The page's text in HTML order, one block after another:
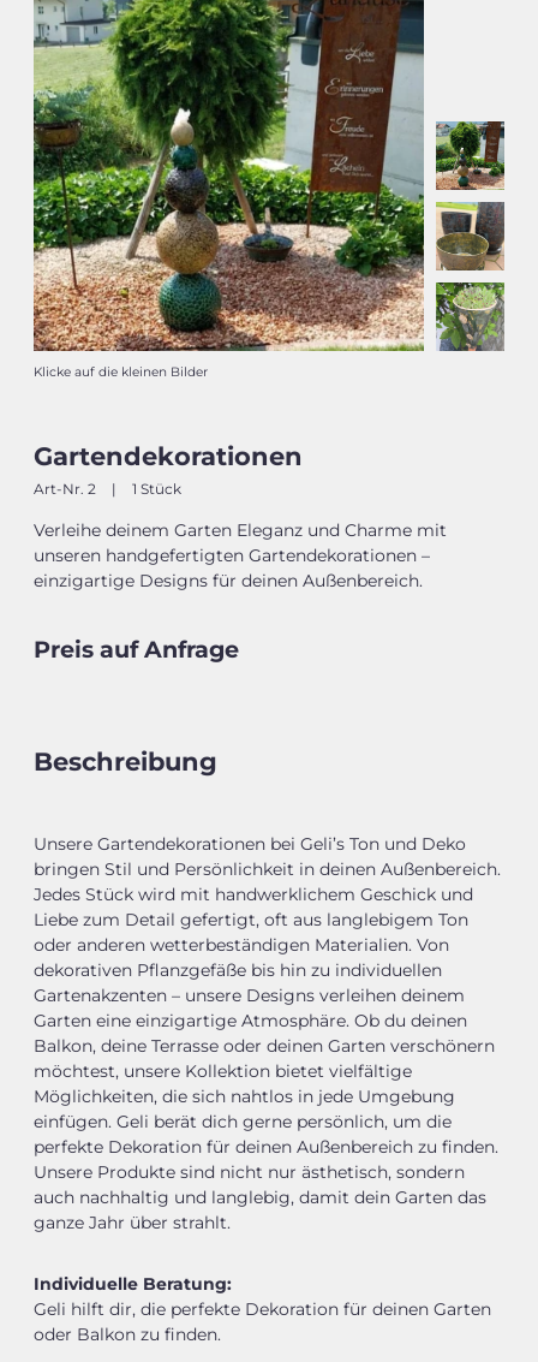
Klicke auf die kleinen Bilder
Gartendekorationen
Art-Nr. 2 | 1 Stück
Verleihe deinem Garten Eleganz und Charme mit
unseren handgefertigten Gartendekorationen –
einzigartige Designs für deinen Außenbereich.
Preis auf Anfrage
Beschreibung
Unsere Gartendekorationen bei Geli’s Ton und Deko
bringen Stil und Persönlichkeit in deinen Außenbereich.
Jedes Stück wird mit handwerklichem Geschick und
Liebe zum Detail gefertigt, oft aus langlebigem Ton
oder anderen wetterbeständigen Materialien. Von
dekorativen Pflanzgefäße bis hin zu individuellen
Gartenakzenten – unsere Designs verleihen deinem
Garten eine einzigartige Atmosphäre. Ob du deinen
Balkon, deine Terrasse oder deinen Garten verschönern
möchtest, unsere Kollektion bietet vielfältige
Möglichkeiten, die sich nahtlos in jede Umgebung
einfügen. Geli berät dich gerne persönlich, um die
perfekte Dekoration für deinen Außenbereich zu finden.
Unsere Produkte sind nicht nur ästhetisch, sondern
auch nachhaltig und langlebig, damit dein Garten das
ganze Jahr über strahlt.
Individuelle Beratung:
Geli hilft dir, die perfekte Dekoration für deinen Garten
oder Balkon zu finden.